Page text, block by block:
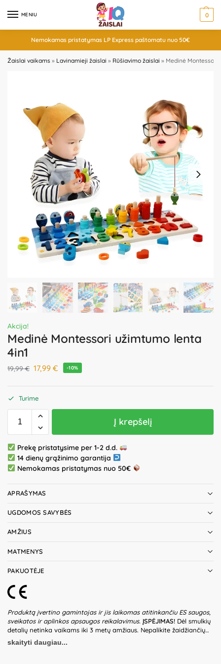
MENIU 0
Nemokamas pristatymas LP Express paštomatu nuo 50€
Žaislai vaikams » Lavinamieji žaislai » Rūšiavimo žaislai » Medinė Montessori
Akcija!
Medinė Montessori užimtumo lenta
4in1
19,99€ 17,99 € -10%
Turime
Į krepšelį
Prekę pristatysime per 1-2 d.d.
14 dienų grąžinimo garantija
Nemokamas pristatymas nuo 50€
APRAŠYMAS
UGDOMOS SAVYBĖS
AMŽIUS
MATMENYS
PAKUOTĖJE
Produktą įvertino gamintojas ir jis laikomas atitinkančiu ES saugos,
sveikatos ir aplinkos apsaugos reikalavimus. ĮSPĖJIMAS! Dėl smulkių
detalių netinka vaikams iki 3 metų amžiaus. Nepalikite žaidžiančių
vaikų be suaugusiųjų priežiūros. Prieš naudodami žaislą patikrinkite
žaislo ir detalių būklę. Nenaudokite žaislo, jeigu kuri nors iš dalių yra
skaityti daugiau...